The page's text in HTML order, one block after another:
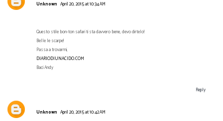
Unknown April 20, 2015 at 10:34 AM
Questo stile bon-ton safari ti sta davvero bene, devo dirtelo!
Belle le scarpe!
Passa a trovarmi,
DIARIODIUNACIDO.COM
Baci Andy
Reply
Unknown April 20, 2015 at 10:42 AM